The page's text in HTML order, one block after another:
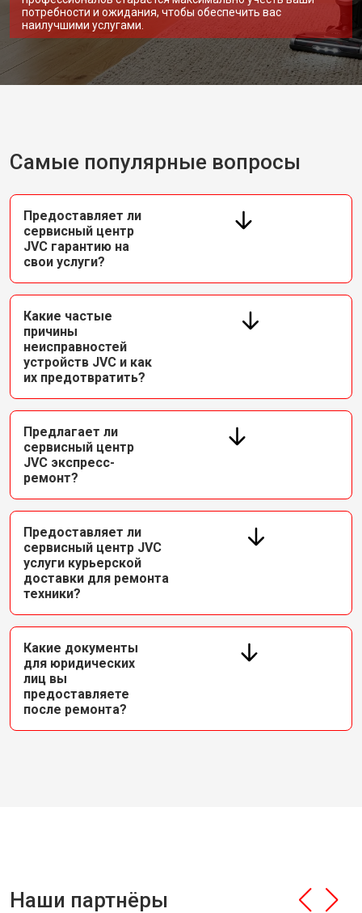
потребности и ожидания, чтобы обеспечить вас
наилучшими услугами.
Самые популярные вопросы
Предоставляет ли
сервисный центр
JVC гарантию на
свои услуги?
Какие частые
причины
неисправностей
устройств JVC и как
их предотвратить?
Предлагает ли
сервисный центр
JVC экспресс-
ремонт?
Предоставляет ли
сервисный центр JVC
услуги курьерской
доставки для ремонта
техники?
Какие документы
для юридических
лиц вы
предоставляете
после ремонта?
Наши партнёры